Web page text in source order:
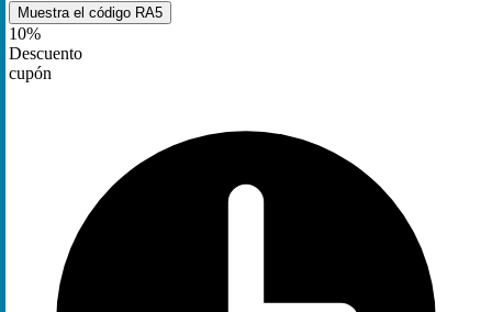
Muestra el código RA5
10%
Descuento
cupón